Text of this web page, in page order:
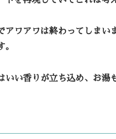
アワアワは終わってしまい
いい香りが立ち込め、お湯